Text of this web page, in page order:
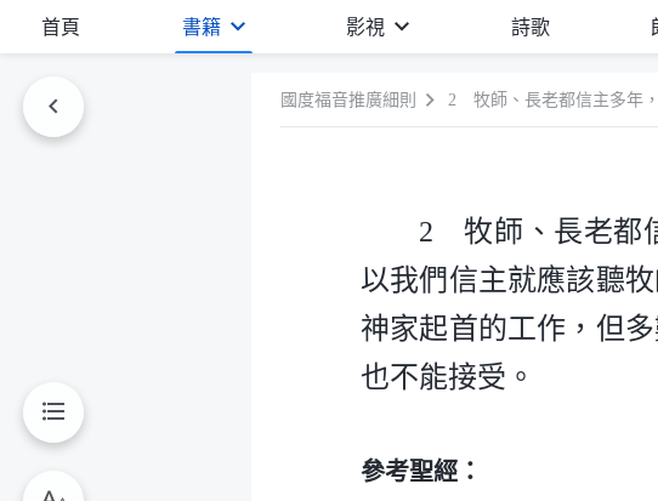
首頁 書籍 影視 詩歌
國度福音推廣細則
2 牧師、長老都
以我們信主就應該聽
神家起首的工作，但
也不能接受。
參考聖經：